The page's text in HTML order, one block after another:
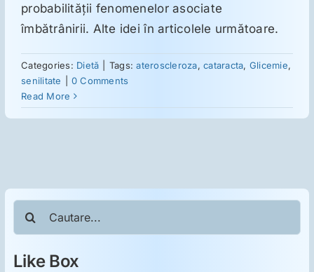
probabilităţii fenomenelor asociate
îmbătrânirii. Alte idei în articolele următoare.
Categories: Dietă Tags:ateroscleroza,cataracta, Glicemie,
senilitate
0 Comments
Read More
Cautare...
Like Box